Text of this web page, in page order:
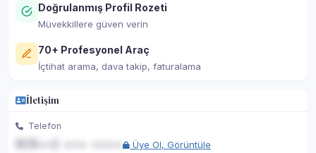
Doğrulanmış Profil Rozeti
Müvekkillere güven verin
70+ Profesyonel Araç
İçtihat arama, dava takip, faturalama
İletişim
Telefon
Üye Ol, Görüntüle